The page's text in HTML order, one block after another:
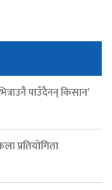
पाउँदैनन् किसान’
प्रतियोगिता